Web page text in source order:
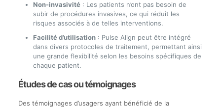
Non-invasivité: Les patients n’ont pas besoin de
subir de procédures invasives, ce qui réduit les
risques associés à de telles interventions.
Facilité d’utilisation: Pulse Align peut être intégré
dans divers protocoles de traitement, permettant ainsi
une grande flexibilité selon les besoins spécifiques de
chaque patient.
Études de cas ou témoignages
Des témoignages d’usagers ayant bénéficié de la